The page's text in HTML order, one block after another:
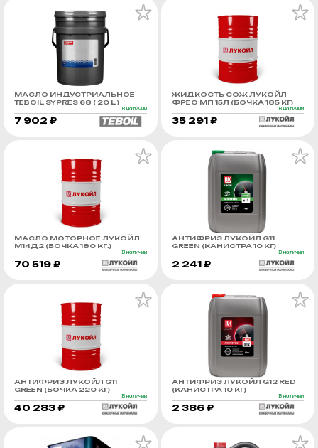
МАСЛО ИНДУСТРИАЛЬНОЕ
TEBOIL SYPRES 68 ( 20 L )
В наличии
7 902 ₽
ЖИДКОСТЬ СОЖ ЛУКОЙЛ
ФРЕО МП 15Л (БОЧКА 185 КГ)
В наличии
35 291 ₽
МАСЛО МОТОРНОЕ ЛУКОЙЛ
М14Д2 (БОЧКА 180 КГ.)
В наличии
70 519 ₽
АНТИФРИЗ ЛУКОЙЛ G11
GREEN (КАНИСТРА 10 КГ)
В наличии
2 241 ₽
АНТИФРИЗ ЛУКОЙЛ G11
GREEN (БОЧКА 220 КГ)
В наличии
40 283 ₽
АНТИФРИЗ ЛУКОЙЛ G12 RED
(КАНИСТРА 10 КГ)
В наличии
2 386 ₽